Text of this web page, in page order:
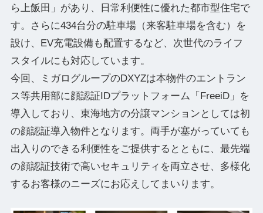
ら上飯田」があり、日常利便性に優れた都市型住宅で
す。さらに434台分の駐車場（来客駐車場を含む）を
設け、EV充電設備も配置するなど、次世代のライフ
スタイルにも対応しています。
今回、ミガログループのDXYZは本物件のエントラン
ス等共用部に顔認証IDプラットフォーム「FreeiD」を
導入しており、東海地方の分譲マンションとしては初
の顔認証導入物件となります。両手が塞がっていても
出入りのできる利便性をご提供するとともに、最先端
の顔認証技術で高いセキュリティを両立させ、多様化
するお客様のニーズにお応えしてまいります。